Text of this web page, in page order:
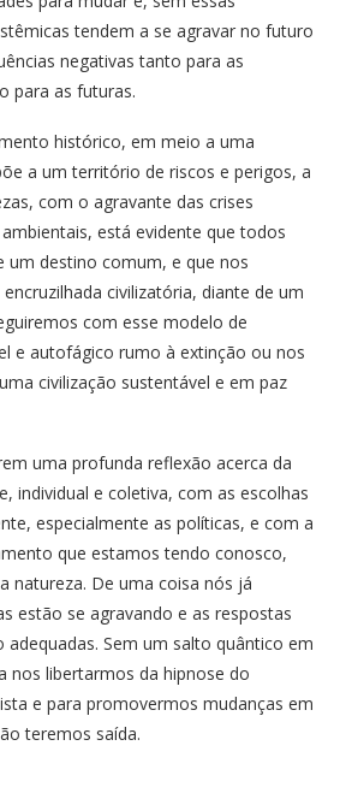
tendem a se agravar no futuro
negativas tanto para as
para as futuras.
histórico, em meio a uma
a um território de riscos e perigos, a
com o agravante das crises
está evidente que todos
um destino comum, e que nos
civilizatória, diante de um
com esse modelo de
e autofágico rumo à extinção ou nos
civilização sustentável e em paz
uma profunda reflexão acerca da
individual e coletiva, com as escolhas
especialmente as políticas, e com a
que estamos tendo conosco,
natureza. De uma coisa nós já
estão se agravando e as respostas
adequadas. Sem um salto quântico em
nos libertarmos da hipnose do
e para promovermos mudanças em
teremos saída.